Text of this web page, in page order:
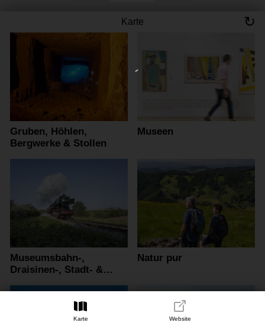
Karte ↻
Gruben, Höhlen,
Bergwerke & Stollen
Museen
Museumsbahn-,
Draisinen-, Stadt- &
Natur pur
Karte Website